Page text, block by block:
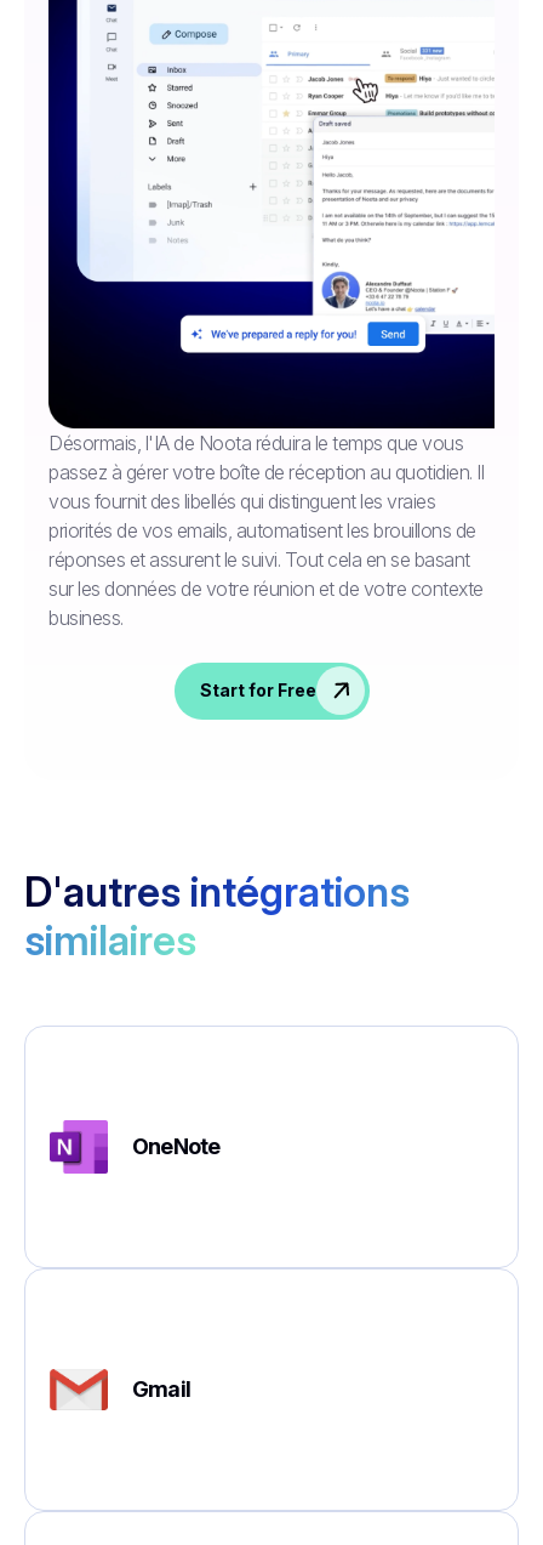
Désormais, l'IA de Noota réduira le temps que vous
passez à gérer votre boîte de réception au quotidien. Il
vous fournit des libellés qui distinguent les vraies
priorités de vos emails, automatisent les brouillons de
réponses et assurent le suivi. Tout cela en se basant
sur les données de votre réunion et de votre contexte
business.
Start for Free
D'autres intégrations
similaires
OneNote
Gmail